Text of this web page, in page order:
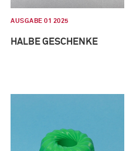
AUSGABE 01 2025
HALBE GESCHENKE